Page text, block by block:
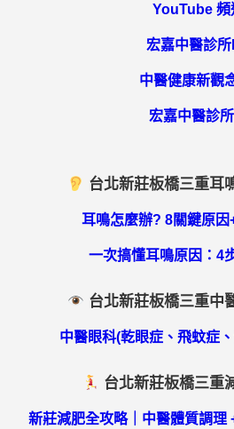
YouTube 頻
宏嘉中醫診
中醫健康新觀
宏嘉中醫診
台北新莊板橋三重耳
耳鳴怎麼辦? 8關鍵原因
一次搞懂耳鳴原因：4
台北新莊板橋三重中
中醫眼科(乾眼症、飛蚊症
台北新莊板橋三重
新莊減肥全攻略｜中醫體質調理